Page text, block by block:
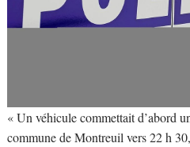
« Un véhicule commettait d’abord
commune de Montreuil vers 22 h